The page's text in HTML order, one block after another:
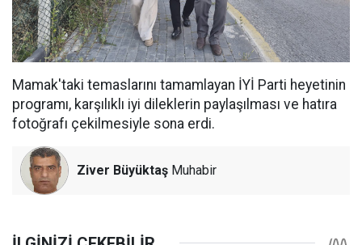
Mamak'taki temaslarını tamamlayan İYİ Parti heyetinin
programı, karşılıklı iyi dileklerin paylaşılması ve hatıra
fotoğrafı çekilmesiyle sona erdi.
Ziver Büyüktaş Muhabir